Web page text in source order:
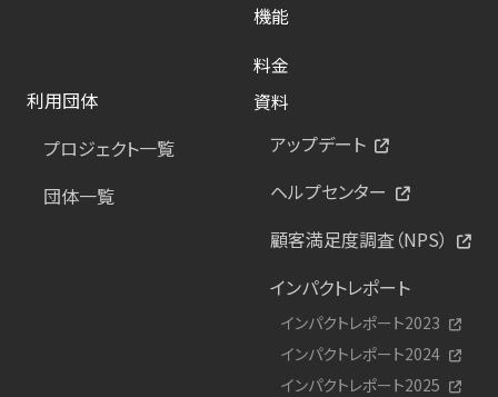
機能
料金
利用団体
プロジェクト一覧
団体一覧
資料
アップデート
ヘルプセンター
顧客満足度調査（NPS）
インパクトレポート
インパクトレポート2023
インパクトレポート2024
インパクトレポート2025